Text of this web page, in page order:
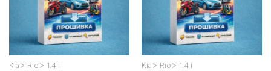
Kia > Rio > 1.4 i Kia > Rio > 1.4 i